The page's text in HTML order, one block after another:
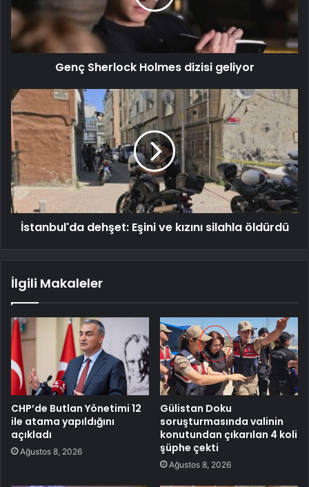
Genç Sherlock Holmes dizisi geliyor
İstanbul'da dehşet: Eşini ve kızını silahla öldürdü
İlgili Makaleler
CHP’de Butlan Yönetimi 12
ile atama yapıldığını
açıkladı
Ağustos 8, 2026
Gülistan Doku
soruşturmasında valinin
konutundan çıkarılan 4 koli
şüphe çekti
Ağustos 8, 2026